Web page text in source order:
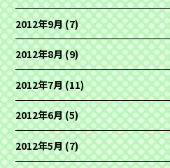
2012年9月(7)
2012年8月(9)
2012年7月(11)
2012年6月(5)
2012年5月(7)